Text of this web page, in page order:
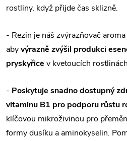
rostliny, když přijde čas sklizně.
- Rezin je náš zvýrazňovač
abyvýrazně zvýšil produkci
pryskyřice v kvetoucích
- Poskytuje snadno dostupný
vitaminu B1 pro podporu růstu
klíčovou mikroživinou pro
formy dusíku a aminokyselin.